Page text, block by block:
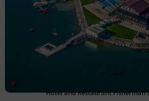
Hotel and Restaurant